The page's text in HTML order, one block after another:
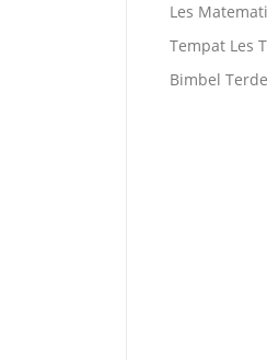
Les
Tempat Les
Bimbel